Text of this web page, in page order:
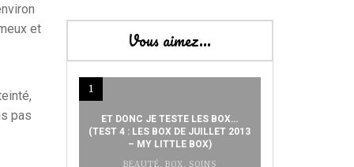
et
pas
Vous aimez…
1
ET DONC JE TESTE LES BOX…
(TEST 4 : LES BOX DE JUILLET 2013
– MY LITTLE BOX)
BEAUTÉ, BOX, SOINS